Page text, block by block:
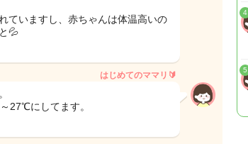
ていますし、赤ちゃんは体温高いの
💦
はじめてのママリ🔰
27℃にしてます。
4
5